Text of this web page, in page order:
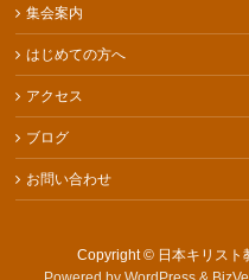
集会案内
はじめての方へ
アクセス
ブログ
お問い合わせ
Copyright © 日本キリスト